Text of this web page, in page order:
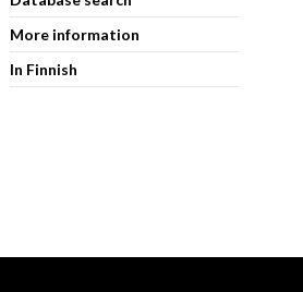
More information
In Finnish